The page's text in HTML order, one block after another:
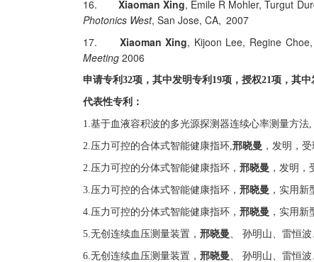
16.
Xiaoman Xing, Emile R Mohler, Turgut
Photonics West, San Jose, CA, 2007
17.
Xiaoman Xing, Kijoon Lee, Regine
Meeting 2006
申请专利 32项，其中发明专利 19项，授权21 项，其中
代表性专利：
1. 基于血液容积波的多光源探测器连续心率测量方法
2. 压力可控的合体式智能健康指环 邢晓曼 ，发明，受
2. 压力可控的分体式智能健康指环， 邢晓曼 ，发明，
3. 压力可控的合体式智能健康指环， 邢晓曼 ，实用新
4. 压力可控的分体式智能健康指环， 邢晓曼 ，实用新
5. 无创连续血压测量装置， 邢晓曼 、 孙明山、雷恒
6. 无创连续血压测量装置， 邢晓曼 、 孙明山、雷恒